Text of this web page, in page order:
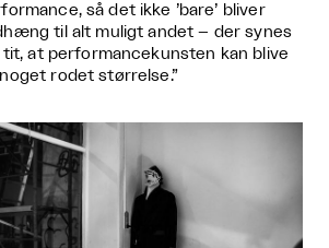
så det ikke ’bare’ bliver
til alt muligt andet – der synes
tit, at performancekunsten kan blive
rodet størrelse.”